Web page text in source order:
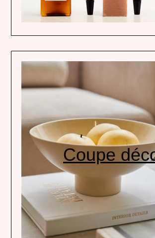
Coupe